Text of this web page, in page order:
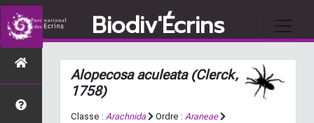
Biodiv'Écrins
Alopecosa aculeata(Clerck,
1758)
Classe : Arachnida Ordre : Araneae